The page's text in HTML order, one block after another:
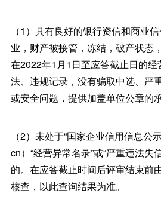
（1）具有良好的银行资信和商业
业，财产被接管，冻结，破产状态
在2022年1月1日至应答截止日的
法、违规记录，没有骗取中选、严
或安全问题，提供加盖单位公章的承
（2）未处于“国家企业信用信息公
cn）“经营异常名录”或“严重违法失
的。在应答截止时间后评审结束前
核查，以此查询结果为准。